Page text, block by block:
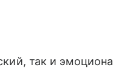
так и